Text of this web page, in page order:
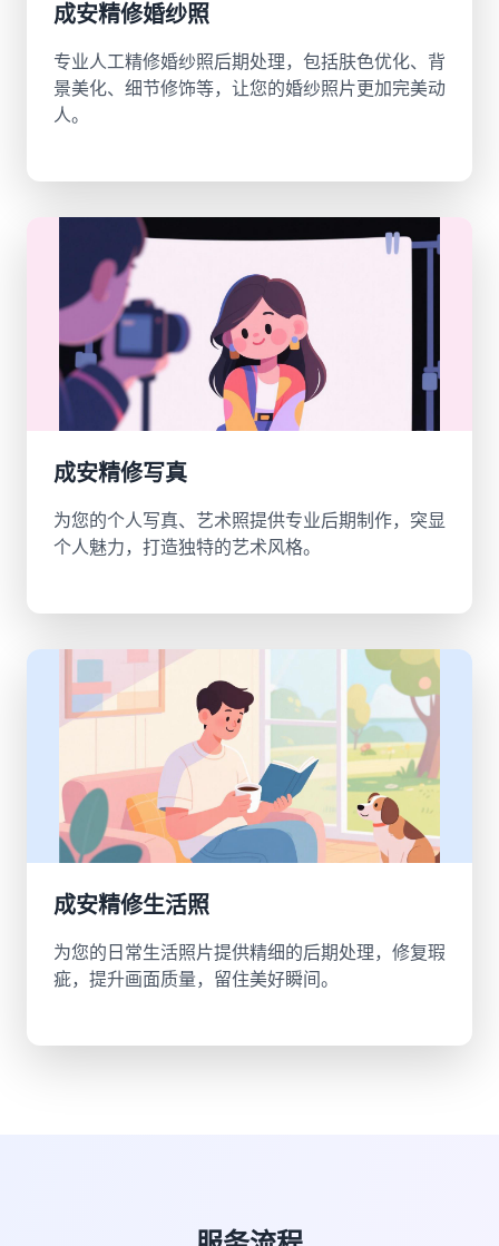
成安精修婚纱照
专业人工精修婚纱照后期处理，包括肤色优化、背
景美化、细节修饰等，让您的婚纱照片更加完美动
人。
成安精修写真
为您的个人写真、艺术照提供专业后期制作，突显
个人魅力，打造独特的艺术风格。
成安精修生活照
为您的日常生活照片提供精细的后期处理，修复瑕
疵，提升画面质量，留住美好瞬间。